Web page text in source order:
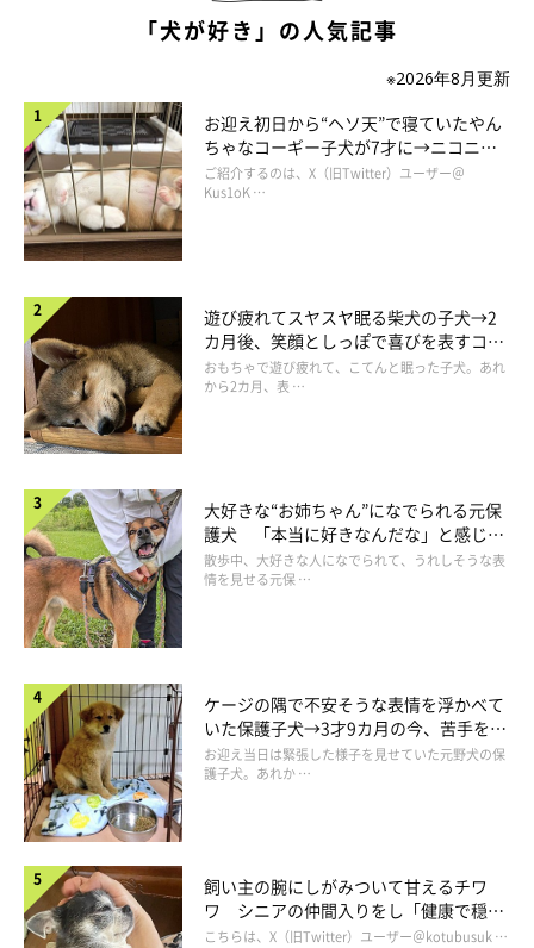
@mokaannsara_shiba
アンちゃんも…みんななんとも言えないような表情で固まって
る！（笑）
「犬が好き」の人気記事
※2026年8月更新
お迎え初日から“ヘソ天”で寝ていたやん
ちゃなコーギー子犬が7才に→ニコニ
コ“コーギースマイル”が魅力のコに成
長！
ご紹介するのは、X（旧Twitter）ユーザー＠
Kus1oK …
遊び疲れてスヤスヤ眠る柴犬の子犬→2
カ月後、笑顔としっぽで喜びを表すコに
成長！
おもちゃで遊び疲れて、こてんと眠った子犬。あれ
から2カ月、表 …
大好きな“お姉ちゃん”になでられる元保
護犬 「本当に好きなんだな」と感じる
表情にほっこり
散歩中、大好きな人になでられて、うれしそうな表
情を見せる元保 …
ケージの隅で不安そうな表情を浮かべて
いた保護子犬→3才9カ月の今、苦手を克
服し頼もしいコに成長！
お迎え当日は緊張した様子を見せていた元野犬の保
護子犬。あれか …
飼い主の腕にしがみついて甘えるチワ
ワ シニアの仲間入りをし「健康で穏や
かな暮らしが続いてほしい」と願う
こちらは、X（旧Twitter）ユーザー＠kotubusuk …